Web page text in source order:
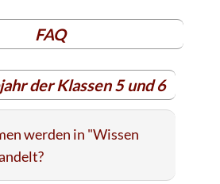
FAQ
der Klassen 5 und 6
werden in "Wissen